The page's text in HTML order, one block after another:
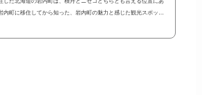
内町に移住してから知った、岩内町の魅力と感じた観光スポッ